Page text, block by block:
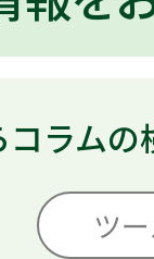
コラム
ーワード
ツ